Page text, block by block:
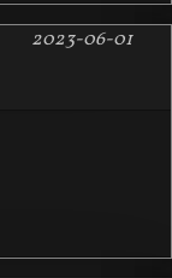
2023-06-01